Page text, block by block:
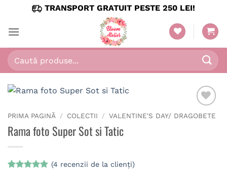
content
TRANSPORT GRATUIT PESTE 250 LEI!
Caută
după:
PRIMA PAGINĂ / COLECTII / VALENTINE'S DAY/ DRAGOBETE
Rama foto Super Sot si Tatic
(4 recenzii de la clienți)